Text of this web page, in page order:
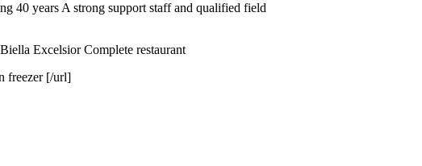
40 years A strong support staff and qualified field
Excelsior Complete restaurant
freezer [/url]